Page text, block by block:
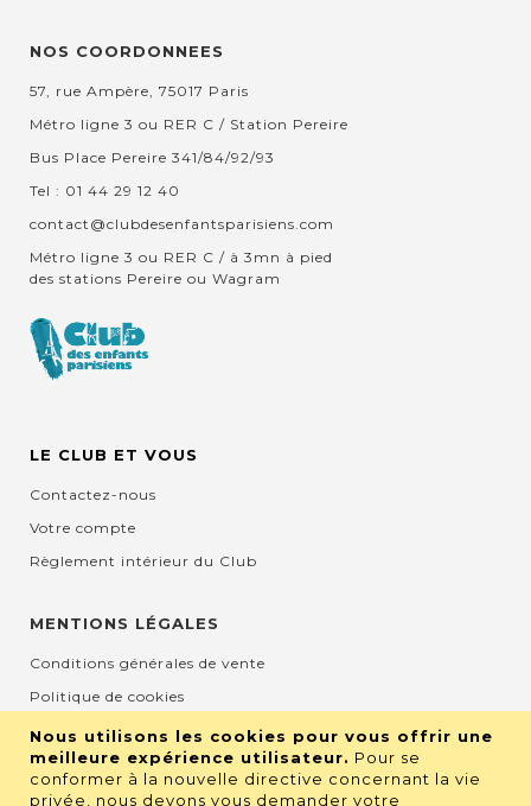
Nous utilisons les cookies pour vous offrir une
meilleure expérience utilisateur. Pour se
conformer à la nouvelle directive concernant la vie
privée, nous devons vous demander votre
NOS COORDONNEES
57, rue Ampère, 75017 Paris
Métro ligne 3 ou RER C / Station Pereire
Bus Place Pereire 341/84/92/93
Tel : 01 44 29 12 40
contact@clubdesenfantsparisiens.com
Métro ligne 3 ou RER C / à 3mn à pied
des stations Pereire ou Wagram
LE CLUB ET VOUS
Contactez-nous
Votre compte
Règlement intérieur du Club
MENTIONS LÉGALES
Conditions générales de vente
Politique de cookies
Mentions légales et CGU
Protection de la vie privée